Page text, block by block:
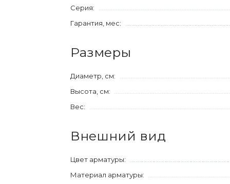
Серия:
Гарантия, мес:
Размеры
Диаметр, см:
Высота, см:
Вес:
Внешний вид
Цвет арматуры:
Материал арматуры: